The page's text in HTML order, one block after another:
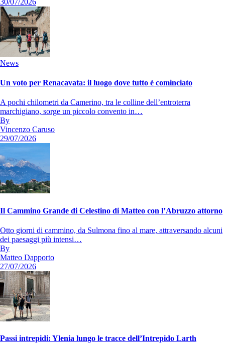
News
Un voto per Renacavata: il luogo dove tutto è cominciato
A pochi chilometri da Camerino, tra le colline dell’entroterra
marchigiano, sorge un piccolo convento in…
By
Vincenzo Caruso
29/07/2026
Il Cammino Grande di Celestino di Matteo con l’Abruzzo attorno
Otto giorni di cammino, da Sulmona fino al mare, attraversando alcuni
dei paesaggi più intensi…
By
Matteo Dapporto
27/07/2026
Passi intrepidi: Ylenia lungo le tracce dell’Intrepido Larth